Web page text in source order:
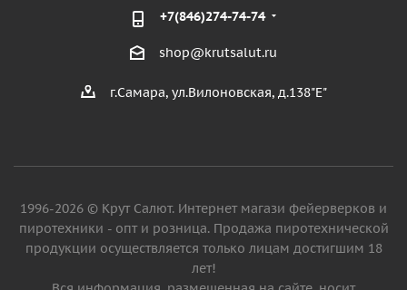
+7(846)274-74-74
shop@krutsalut.ru
г.Самара, ул.Вилоновская, д.138"Е"
1996-2026 © Крут Салют. Интернет магази фейерверков и
пиротехники - опт и розница. Продажа пиротехнической
продукции осуществляется только лицам достигшим 18
лет!